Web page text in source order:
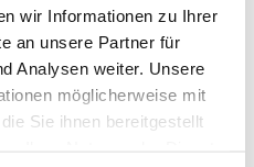
wir Informationen zu Ihrer
an unsere Partner für
Analysen weiter. Unsere
möglicherweise mit
Sie ihnen bereitgestellt
Geldbeutel